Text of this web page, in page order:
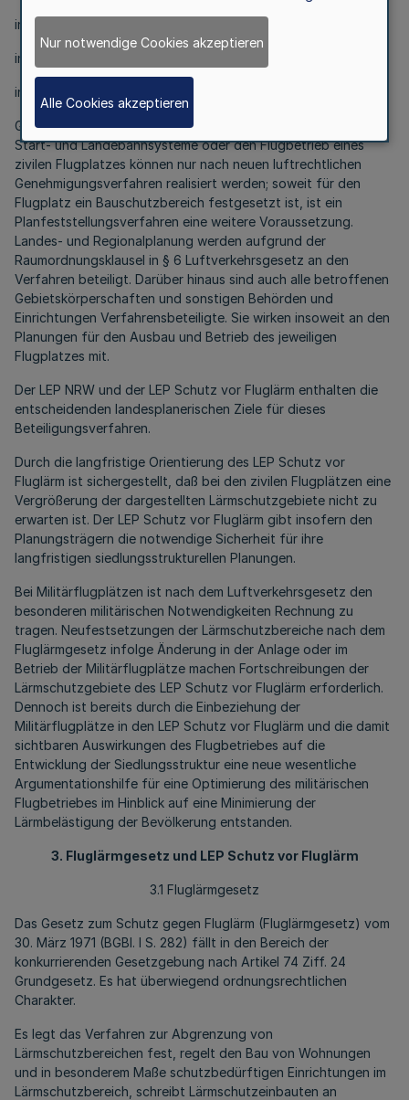
in Zone A über 75 dB (A)
in Zone B über 67 dB (A)
in Zone C über 62 dB (A).
Grundlegende Änderungen in bezug auf den Ausbau der
Start- und Landebahnsysteme oder den Flugbetrieb eines
zivilen Flugplatzes können nur nach neuen luftrechtlichen
Genehmigungsverfahren realisiert werden; soweit für den
Flugplatz ein Bauschutzbereich festgesetzt ist, ist ein
Planfeststellungsverfahren eine weitere Voraussetzung.
Landes- und Regionalplanung werden aufgrund der
Raumordnungsklausel in § 6 Luftverkehrsgesetz an den
Verfahren beteiligt. Darüber hinaus sind auch alle betroffenen
Gebietskörperschaften und sonstigen Behörden und
Einrichtungen Verfahrensbeteiligte. Sie wirken insoweit an den
Planungen für den Ausbau und Betrieb des jeweiligen
Flugplatzes mit.
Der LEP NRW und der LEP Schutz vor Fluglärm enthalten die
entscheidenden landesplanerischen Ziele für dieses
Beteiligungsverfahren.
Durch die langfristige Orientierung des LEP Schutz vor
Fluglärm ist sichergestellt, daß bei den zivilen Flugplätzen eine
Vergrößerung der dargestellten Lärmschutzgebiete nicht zu
erwarten ist. Der LEP Schutz vor Fluglärm gibt insofern den
Planungsträgern die notwendige Sicherheit für ihre
langfristigen siedlungsstrukturellen Planungen.
Bei Militärflugplätzen ist nach dem Luftverkehrsgesetz den
besonderen militärischen Notwendigkeiten Rechnung zu
tragen. Neufestsetzungen der Lärmschutzbereiche nach dem
Fluglärmgesetz infolge Änderung in der Anlage oder im
Betrieb der Militärflugplätze machen Fortschreibungen der
Lärmschutzgebiete des LEP Schutz vor Fluglärm erforderlich.
Dennoch ist bereits durch die Einbeziehung der
Militärflugplätze in den LEP Schutz vor Fluglärm und die damit
sichtbaren Auswirkungen des Flugbetriebes auf die
Entwicklung der Siedlungsstruktur eine neue wesentliche
Argumentationshilfe für eine Optimierung des militärischen
Flugbetriebes im Hinblick auf eine Minimierung der
Lärmbelästigung der Bevölkerung entstanden.
3. Fluglärmgesetz und LEP Schutz vor Fluglärm
3.1 Fluglärmgesetz
Das Gesetz zum Schutz gegen Fluglärm (Fluglärmgesetz) vom
30. März 1971 (BGBI. I S. 282) fällt in den Bereich der
konkurrierenden Gesetzgebung nach Artikel 74 Ziff. 24
Grundgesetz. Es hat überwiegend ordnungsrechtlichen
Charakter.
Es legt das Verfahren zur Abgrenzung von
Lärmschutzbereichen fest, regelt den Bau von Wohnungen
und in besonderem Maße schutzbedürftigen Einrichtungen im
Lärmschutzbereich, schreibt Lärmschutzeinbauten an
Nur notwendige Cookies akzeptieren
Alle Cookies akzeptieren